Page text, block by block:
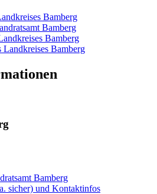
Bamberg
Bamberg
Bamberg
Bamberg
Bamberg
sicher) und Kontaktinfos